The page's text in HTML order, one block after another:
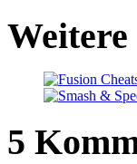
Weitere
5